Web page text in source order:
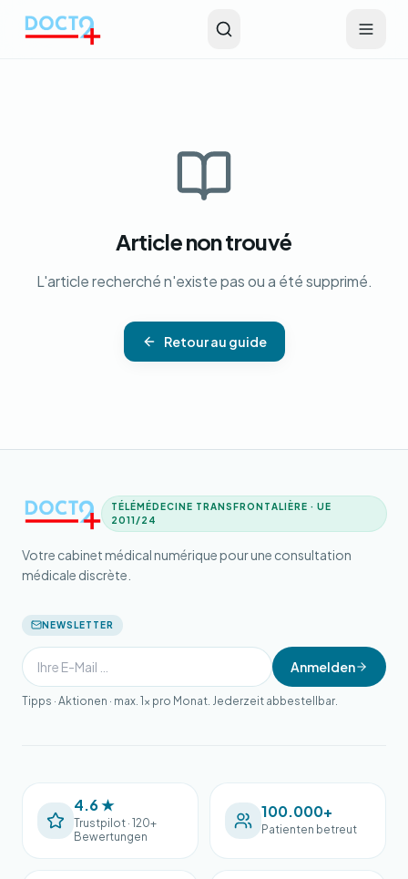
Article non trouvé
L'article recherché n'existe pas ou a été supprimé.
Retour au guide
TÉLÉMÉDECINE TRANSFRONTALIÈRE · UE
2011/24
Votre cabinet médical numérique pour une consultation
médicale discrète.
NEWSLETTER
Anmelden
Tipps · Aktionen · max. 1× pro Monat. Jederzeit abbestellbar.
4.6 ★
Trustpilot · 120+
Bewertungen
100.000+
Patienten betreut